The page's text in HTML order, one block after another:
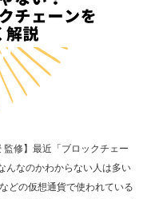
監修】最近「ブロックチェー
んなのかわからない人は多い
どの仮想通貨で使われている